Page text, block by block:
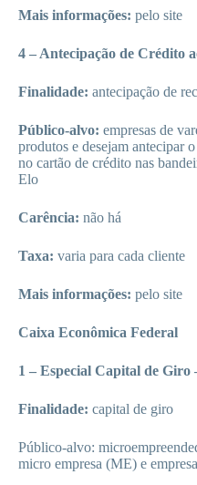
Mais informações: pelo site
4 – Antecipação de Crédito
Finalidade: antecipação de
Público-alvo: empresas de
produtos e desejam antecipar
no cartão de crédito nas
Elo
Carência: não há
Taxa: varia para cada cliente
Mais informações: pelo site
Caixa Econômica Federal
1 – Especial Capital de Giro
Finalidade: capital de giro
Público-alvo:
micro empresa (ME) e